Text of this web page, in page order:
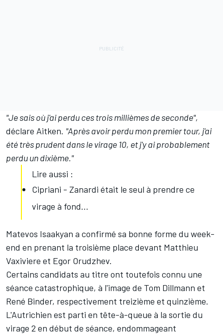
"Je sais où j'ai perdu ces trois millièmes de seconde",
déclare Aitken. "Après avoir perdu mon premier tour, j'ai
été très prudent dans le virage 10, et j'y ai probablement
perdu un dixième."
Lire aussi :
Cipriani - Zanardi était le seul à prendre ce
virage à fond...
Matevos Isaakyan a confirmé sa bonne forme du week-
end en prenant la troisième place devant Matthieu
Vaxiviere et Egor Orudzhev.
Certains candidats au titre ont toutefois connu une
séance catastrophique, à l'image de Tom Dillmann et
René Binder, respectivement treizième et quinzième.
L'Autrichien est parti en tête-à-queue à la sortie du
virage 2 en début de séance, endommageant